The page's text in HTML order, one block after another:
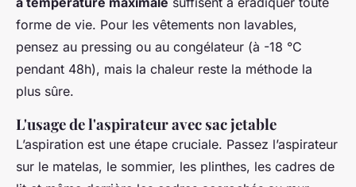
forme de vie. Pour les vêtements non lavables,
pensez au pressing ou au congélateur (à -18 °C
pendant 48h), mais la chaleur reste la méthode la
plus sûre.
L'usage de l'aspirateur avec sac jetable
L’aspiration est une étape cruciale. Passez l’aspirateur
sur le matelas, le sommier, les plinthes, les cadres de